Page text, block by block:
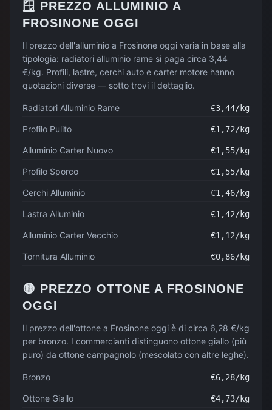
🪟 PREZZO ALLUMINIO A
FROSINONE OGGI
Il prezzo dell'alluminio a Frosinone oggi varia in base alla
tipologia: radiatori alluminio rame si paga circa 3,44
€/kg. Profili, lastre, cerchi auto e carter motore hanno
quotazioni diverse — sotto trovi il dettaglio.
Radiatori Alluminio Rame €3,44/kg
Profilo Pulito €1,72/kg
Alluminio Carter Nuovo €1,55/kg
Profilo Sporco €1,55/kg
Cerchi Alluminio €1,46/kg
Lastra Alluminio €1,42/kg
Alluminio Carter Vecchio €1,12/kg
Tornitura Alluminio €0,86/kg
🟡 PREZZO OTTONE A FROSINONE
OGGI
Il prezzo dell'ottone a Frosinone oggi è di circa 6,28 €/kg
per bronzo. I commercianti distinguono ottone giallo (più
puro) da ottone campagnolo (mescolato con altre leghe).
Bronzo €6,28/kg
Ottone Giallo €4,73/kg